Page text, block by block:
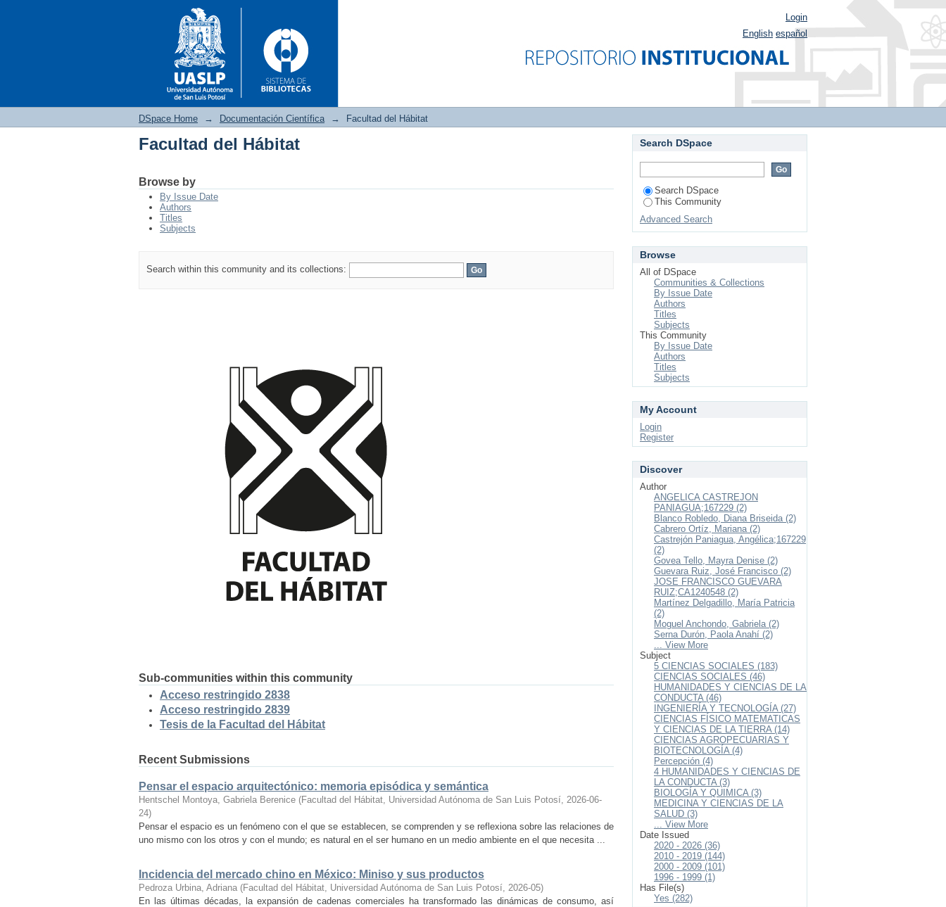
Login
English español
DSpace Home → Documentación Científica → Facultad del Hábitat
Facultad del Hábitat
Browse by
By Issue Date
Authors
Titles
Subjects
Search within this community and its collections:
Sub-communities within this community
Acceso restringido 2838
Acceso restringido 2839
Tesis de la Facultad del Hábitat
Recent Submissions
Pensar el espacio arquitectónico: memoria episódica y semántica
Hentschel Montoya, Gabriela Berenice (Facultad del Hábitat, Universidad Autónoma de San Luis Potosí, 2026-06-
24)
Pensar el espacio es un fenómeno con el que se establecen, se comprenden y se reflexiona sobre las relaciones de
uno mismo con los otros y con el mundo; es natural en el ser humano en un medio ambiente en el que necesita ...
Incidencia del mercado chino en México: Miniso y sus productos
Pedroza Urbina, Adriana (Facultad del Hábitat, Universidad Autónoma de San Luis Potosí, 2026-05)
En las últimas décadas, la expansión de cadenas comerciales ha transformado las dinámicas de consumo, así
Search DSpace
Search DSpace
This Community
Advanced Search
Browse
All of DSpace
Communities & Collections
By Issue Date
Authors
Titles
Subjects
This Community
By Issue Date
Authors
Titles
Subjects
My Account
Login
Register
Discover
Author
ANGELICA CASTREJON
PANIAGUA;167229 (2)
Blanco Robledo, Diana Briseida (2)
Cabrero Ortíz, Mariana (2)
Castrejón Paniagua, Angélica;167229
(2)
Govea Tello, Mayra Denise (2)
Guevara Ruiz, José Francisco (2)
JOSE FRANCISCO GUEVARA
RUIZ;CA1240548 (2)
Martínez Delgadillo, María Patricia
(2)
Moguel Anchondo, Gabriela (2)
Serna Durón, Paola Anahí (2)
... View More
Subject
5 CIENCIAS SOCIALES (183)
CIENCIAS SOCIALES (46)
HUMANIDADES Y CIENCIAS DE LA
CONDUCTA (46)
INGENIERÍA Y TECNOLOGÍA (27)
CIENCIAS FÍSICO MATEMATICAS
Y CIENCIAS DE LA TIERRA (14)
CIENCIAS AGROPECUARIAS Y
BIOTECNOLOGÍA (4)
Percepción (4)
4 HUMANIDADES Y CIENCIAS DE
LA CONDUCTA (3)
BIOLOGÍA Y QUIMICA (3)
MEDICINA Y CIENCIAS DE LA
SALUD (3)
... View More
Date Issued
2020 - 2026 (36)
2010 - 2019 (144)
2000 - 2009 (101)
1996 - 1999 (1)
Has File(s)
Yes (282)